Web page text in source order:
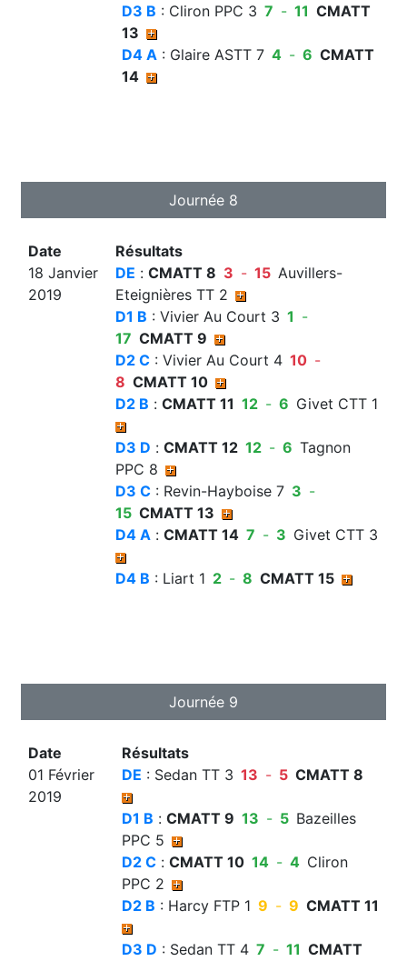
D3 B : Cliron PPC 3 7 - 11 CMATT
13
D4 A : Glaire ASTT 7 4 - 6 CMATT
14
Journée 8
Date
18 Janvier
2019
Résultats
DE : CMATT 8 3 - 15 Auvillers-
Eteignières TT 2
D1 B : Vivier Au Court 3 1 -
17 CMATT 9
D2 C: Vivier Au Court 4 10 -
8 CMATT 10
D2 B : CMATT 11 12 - 6 Givet CTT 1
D3 D : CMATT 12 12 - 6 Tagnon
PPC 8
D3 C: Revin-Hayboise 7 3 -
15 CMATT 13
D4 A: CMATT 14 7 - 3 Givet CTT 3
D4 B : Liart 1 2 - 8 CMATT 15
Journée 9
Date
01 Février
2019
Résultats
DE : Sedan TT 3 13 - 5 CMATT 8
D1 B : CMATT 9 13 - 5 Bazeilles
PPC 5
D2 C: CMATT 10 14 - 4 Cliron
PPC 2
D2 B : Harcy FTP 1 9 - 9 CMATT 11
D3 D : Sedan TT 4 7 - 11 CMATT